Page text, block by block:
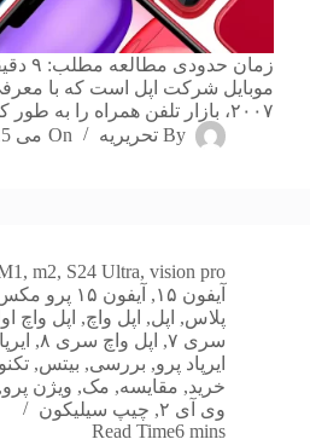
زمان
موبایل شرکت اپل است که با
۲۰۰۷، بازار تلفن همراه را به طور کلی دگرگون کرد.
By تحریریه On می 15, 2024
, m2, S24 Ultra, vision pro
آیفون ۱۵
, آیفون ۱۵ پرو مکس
پلاس, اپل, اپل واچ, اپل واچ
سری ۷
, اپل واچ سری ۸ ,
ایرپاد پرو, بررسی, بیتس,
خرید, مقایسه, مک, ویژن پرو,
وی آی ۲
, چیپ سیلیکون
Read Time6 mins